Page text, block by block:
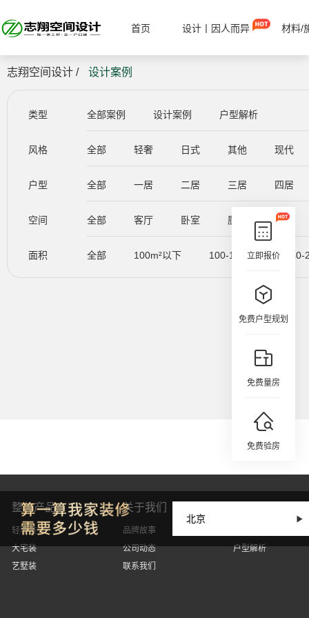
首页 设计丨因人而异 材料/
立即报价
免费户型规划
免费量房
免费验房
志翔空间设计 / 设计案例
类型 全部案例 设计案例 户型解析
风格 全部 轻奢 日式 其他 现代
户型 全部 一居 二居 三居 四居
空间 全部 客厅 卧室 厨房 餐厅
面积 全部 100m²以下 100-140m²
整装产品
轻奢装
大宅装
艺墅装
关于我们
品牌故事
公司动态
联系我们
户型解析